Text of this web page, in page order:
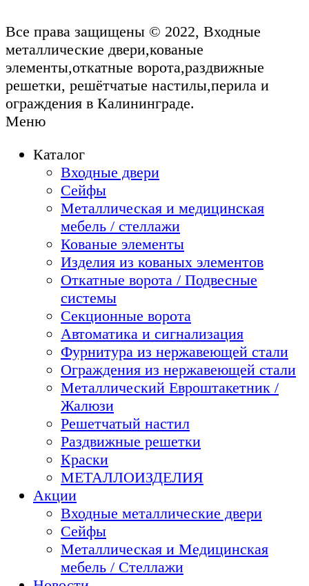
Все права защищены © 2022, Входные
металлические двери,кованые
элементы,откатные ворота,раздвижные
решетки, решётчатые настилы,перила и
ограждения в Калининграде.
Меню
Каталог
Входные двери
Сейфы
Металлическая и медицинская
мебель / стеллажи
Кованые элементы
Изделия из кованых элементов
Откатные ворота / Подвесные
системы
Секционные ворота
Автоматика и сигнализация
Фурнитура из нержавеющей стали
Ограждения из нержавеющей стали
Металлический Евроштакетник /
Жалюзи
Решетчатый настил
Раздвижные решетки
Краски
МЕТАЛЛОИЗДЕЛИЯ
Акции
Входные металлические двери
Сейфы
Металлическая и Медицинская
мебель / Стеллажи